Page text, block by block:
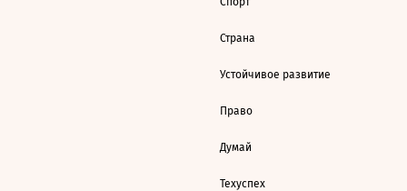
Страна
Устойчивое развитие
Право
Думай
Техуспех